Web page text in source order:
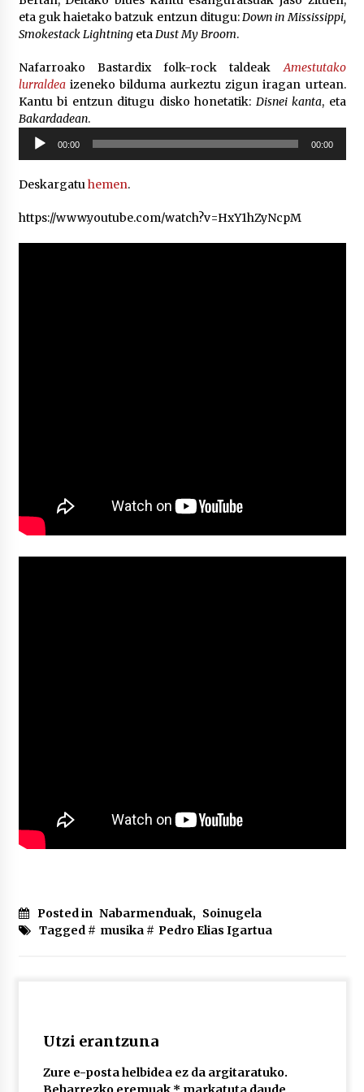
eta guk haietako batzuk entzun ditugu:Down in Mississippi,
Smokestack LightningetaDust My Broom.
Nafarroako Bastardix folk-rock taldeakAmestutako
lurraldeaizeneko bilduma aurkeztu zigun iragan urtean.
Kantu bi entzun ditugu disko honetatik: Disnei kanta, eta
Bakardadean.
Soinu
erreproduzigailua
00:00 00:00
Deskargatuhemen.
https://www.youtube.com/watch?v=HxY1hZyNcpM
Posted in Nabarmenduak, Soinugela
Tagged # musika# Pedro Elias Igartua
Utzi erantzuna
Zure e-posta helbidea ez da argitaratuko.